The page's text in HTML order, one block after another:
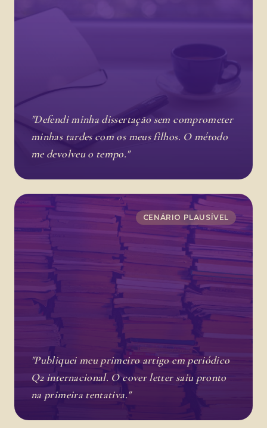
"Defendi minha dissertação sem comprometer
minhas tardes com os meus filhos. O método
me devolveu o tempo."
CENÁRIO PLAUSÍVEL
"Publiquei meu primeiro artigo em periódico
Q2 internacional. O cover letter saiu pronto
na primeira tentativa."